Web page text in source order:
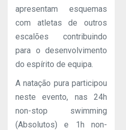
apresentam esquemas
com atletas de outros
escalões contribuindo
para o desenvolvimento
do espírito de equipa.
A natação pura participou
neste evento, nas 24h
non-stop swimming
(Absolutos) e 1h non-